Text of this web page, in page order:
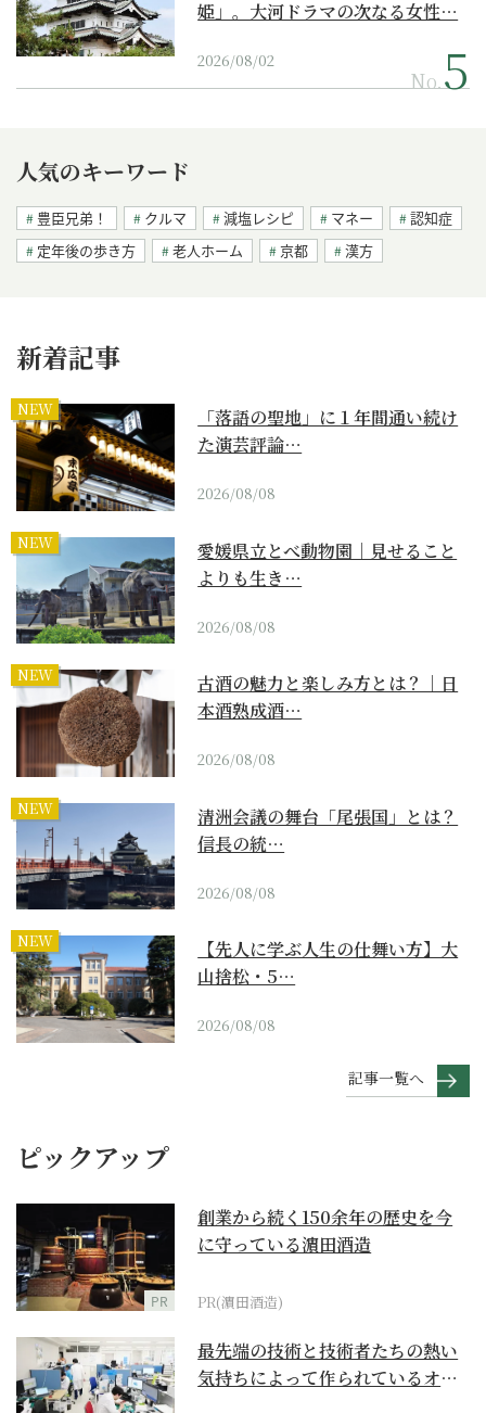
姫」。大河ドラマの次なる女性…
2026/08/02
No.
人気のキーワード
豊臣兄弟！ クルマ 減塩レシピ マネー
認知症
定年後の歩き方
老人ホーム 京都 漢方
新着記事
NEW
「落語の聖地」に１年間通い続け
た演芸評論…
2026/08/08
NEW
愛媛県立とべ動物園｜見せること
よりも生き…
2026/08/08
NEW
古酒の魅力と楽しみ方とは？｜日
本酒熟成酒…
2026/08/08
NEW
清洲会議の舞台「尾張国」とは？
信長の統…
2026/08/08
NEW
【先人に学ぶ人生の仕舞い方】大
山捨松・5…
2026/08/08
記事一覧へ
ピックアップ
PR
創業から続く150余年の歴史を今
に守っている濵田酒造
PR(濵田酒造)
最先端の技術と技術者たちの熱い
気持ちによって作られているオー